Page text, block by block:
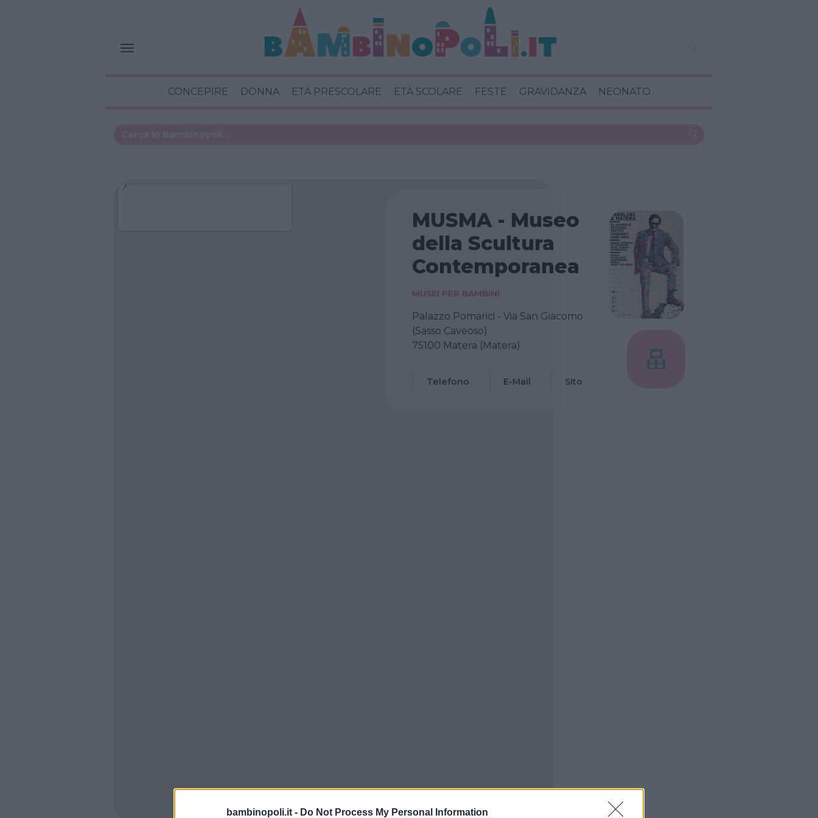
bambinopoli.it - Do Not Process My Personal Information
CONCEPIRE DONNA ETÀ PRESCOLARE ETÀ SCOLARE FESTE GRAVIDANZA NEONATO
MUSMA - Museo
della Scultura
Contemporanea
MUSEI PER BAMBINI
Palazzo Pomarici - Via San Giacomo
(Sasso Caveoso)
75100 Matera (Matera)
Telefono E-Mail Sito